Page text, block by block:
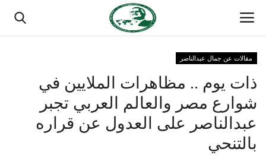
الصفحة الرئيسية
منتدى ناصر الدولي
مقالات عن جمال عبدالناصر
ذات يوم .. مظاهرات الملايين في
شوارع مصر والعالم العربي تجبر
عبدالناصر على العدول عن قراره
بالتنحي